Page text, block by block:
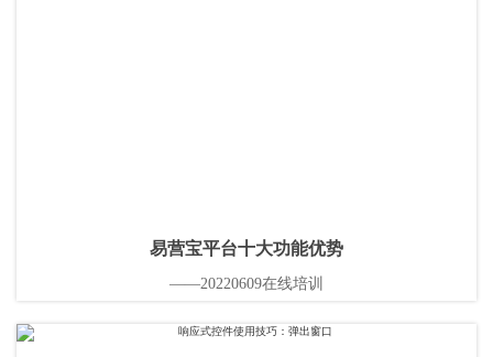
易营宝平台十大功能优势
——20220609在线培训